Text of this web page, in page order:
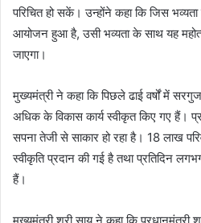
परिचित हो सकें। उन्होंने कहा कि जिस
आयोजन हुआ है, उसी भव्यता के साथ यह
जाएगा।
मुख्यमंत्री ने कहा कि पिछले ढाई वर्षों में
अधिक के विकास कार्य स्वीकृत किए गए हैं।
सपना तेजी से साकार हो रहा है। 18 लाख
स्वीकृति प्रदान की गई है तथा प्रतिदिन
हैं।